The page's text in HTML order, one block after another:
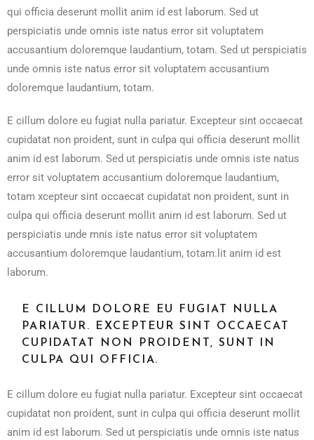
qui officia deserunt mollit anim id est laborum. Sed ut
perspiciatis unde omnis iste natus error sit voluptatem
accusantium doloremque laudantium, totam. Sed ut perspiciatis
unde omnis iste natus error sit voluptatem accusantium
doloremque laudantium, totam.
E cillum dolore eu fugiat nulla pariatur. Excepteur sint occaecat
cupidatat non proident, sunt in culpa qui officia deserunt mollit
anim id est laborum. Sed ut perspiciatis unde omnis iste natus
error sit voluptatem accusantium doloremque laudantium,
totam xcepteur sint occaecat cupidatat non proident, sunt in
culpa qui officia deserunt mollit anim id est laborum. Sed ut
perspiciatis unde mnis iste natus error sit voluptatem
accusantium doloremque laudantium, totam.lit anim id est
laborum.
E CILLUM DOLORE EU FUGIAT NULLA
PARIATUR. EXCEPTEUR SINT OCCAECAT
CUPIDATAT NON PROIDENT, SUNT IN
CULPA QUI OFFICIA.
E cillum dolore eu fugiat nulla pariatur. Excepteur sint occaecat
cupidatat non proident, sunt in culpa qui officia deserunt mollit
anim id est laborum. Sed ut perspiciatis unde omnis iste natus